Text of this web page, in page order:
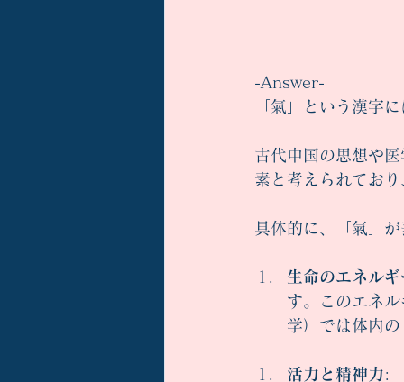
-Answer-
「氣」という漢字
古代中国の思想や
素と考えられてお
具体的に、「氣」
生命のエネルギ
す。このエネ
学）では体内
活力と精神力: